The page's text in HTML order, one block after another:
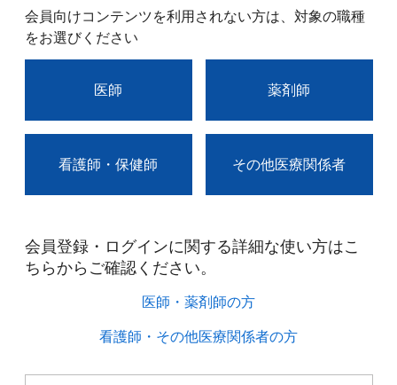
会員向けコンテンツを利用されない方は、対象の職種
をお選びください
医師 薬剤師
看護師・保健師 その他医療関係者
会員登録・ログインに関する詳細な使い方はこ
ちらからご確認ください。​
医師・薬剤師の方​
看護師・その他医療関係者の方​